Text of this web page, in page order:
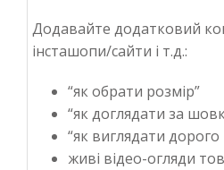
Додавайте додатковий
інсташопи/сайти і т.д.:
“як обрати розмір”
“як доглядати за
“як виглядати дорого
живі відео-огляди